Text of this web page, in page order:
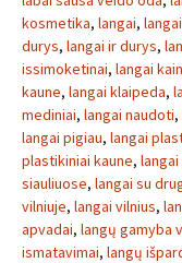
kosmetika, langai,
durys, langai ir durys,
issimoketinai, langai
kaune, langai klaipeda,
mediniai, langai naudoti,
langai pigiau, langai
plastikiniai kaune,
siauliuose, langai su
vilniuje, langai vilnius,
apvadai, langų gamyba
ismatavimai, langų